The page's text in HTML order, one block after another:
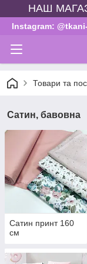
НАШ
Instagram:
Товари та
Сатин, бавовна
Сатин принт 160
см